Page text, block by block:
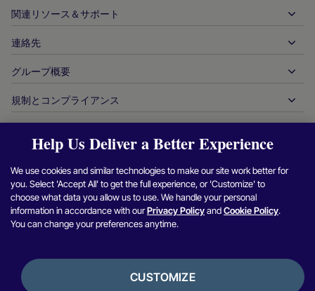
リアルタイム決済
発行
決済方法
APM
オーソリ最適化
不正行為＆リスク管理
チャージバックの解決
通貨管理
照合管理
統合オプション
企業間（B2B）
金融サービス
政府からの支払い
旅行＆モビリティ
暗号通貨プラットフォーム＆両替
マーケットプレイス
中小企業
デジタルコンテンツ＆サブスクリプション
ビデオゲーム
API 参照ドキュメント
ドキュメントセンター
当社との提携
パートナー製品＆ソリューション
技術パートナー
パートナー DNA
パートナーの洞察
関連リソース＆サポート
お客様サポート
加盟店向けリソース
業界レポート
連絡先
販売に関するお問い合わせ
最高経営責任者室
カナダ行動規範
企業情報
加盟店紹介プログラム
セキュリティ脆弱性の報告
グループ概要
当社について
採用情報
ケーススタディ
ブログ
ニュースルーム
インタビュー＆ウェビナー
規制とコンプライアンス
現代奴隷制対策報告（英国）
現代奴隷制対策に関する報告（カナダ）
アルゼンチンの情報と方針
ブラジルの情報と方針
内部通報に関する方針
ログイン お問い合わせ
FacebookX（Twitter）Instagram Linkedin
クッキーポリシー
Help Us Deliver a Better Experience
We use cookies and similar technologies to make our site work better for
you. Select 'Accept All' to get the full experience, or 'Customize' to
choose what data you allow us to use. We handle your personal
information in accordance with ourPrivacy PolicyandCookie Policy.
You can change your preferences anytime.
CUSTOMIZE